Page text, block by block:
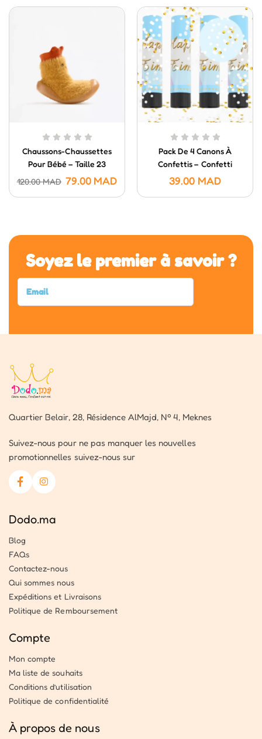
Chaussons-Chaussettes
Pour Bébé – Taille 23
120.00MAD 79.00 MAD
Pack De 4 Canons À
Confettis – Confetti
Poppers (20 Cm)
39.00 MAD
Soyez le premier à savoir ?
Quartier Belair, 28, Résidence AlMajd, Nº 4, Meknes
Suivez-nous pour ne pas manquer les nouvelles
promotionnelles suivez-nous sur
Dodo.ma
Blog
FAQs
Contactez-nous
Qui sommes nous
Expéditions et Livraisons
Politique de Remboursement
Compte
Mon compte
Ma liste de souhaits
Conditions d’utilisation
Politique de confidentialité
À propos de nous